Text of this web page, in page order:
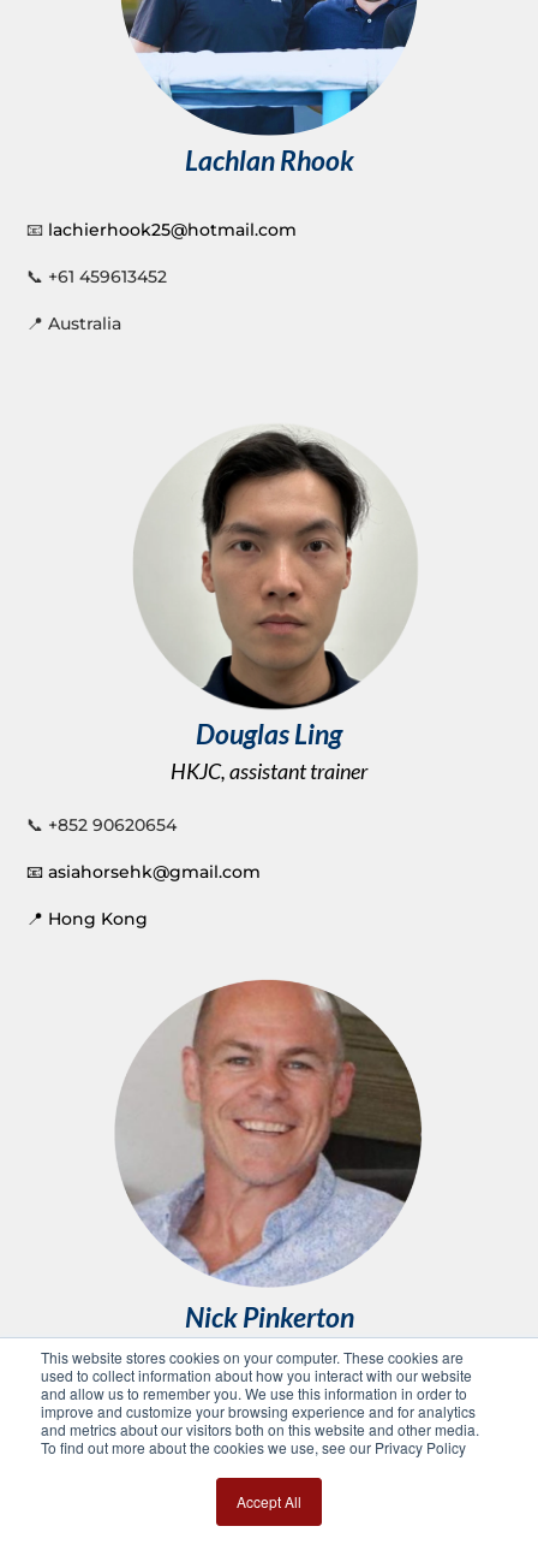
This website stores cookies on your computer. These cookies are
used to collect information about how you interact with our website
and allow us to remember you. We use this information in order to
improve and customize your browsing experience and for analytics
and metrics about our visitors both on this website and other media.
To find out more about the cookies we use, see our Privacy Policy
Accept All
Lachlan Rhook
📧 lachierhook25@hotmail.com
📞 +61 459613452
📍 Australia
Douglas Ling
HKJC, assistant trainer
📞 +852 90620654
📧asiahorsehk@gmail.com
📍 Hong Kong
Nick Pinkerton
Analyste des performances équines
📞+61 400 474 414
📧nick@nickpinkerton.com.au